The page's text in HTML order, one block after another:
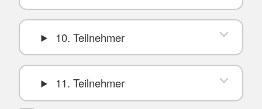
10. Teilnehmer
11. Teilnehmer